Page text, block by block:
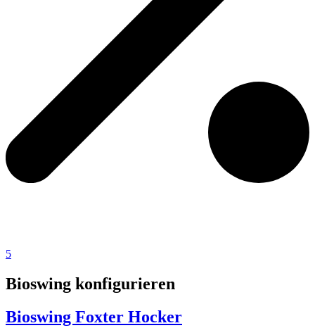
5
Bioswing konfigurieren
Bioswing Foxter Hocker